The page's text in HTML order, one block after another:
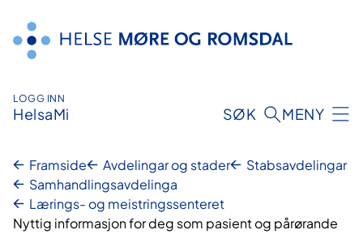
innhald
LOGG INN
HelsaMi SØK MENY
Framside Avdelingar og stader
Stabsavdelingar
Samhandlingsavdelinga
Lærings- og meistringssenteret
Nyttig informasjon for deg som pasient og pårørande